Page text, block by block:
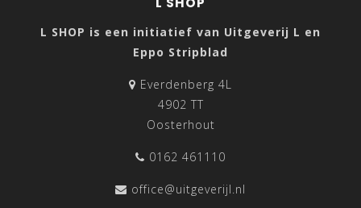
L SHOP is een initiatief van Uitgeverij L en
Eppo Stripblad
Everdenberg 4L
4902 TT
Oosterhout
0162 461110
office@uitgeverijl.nl